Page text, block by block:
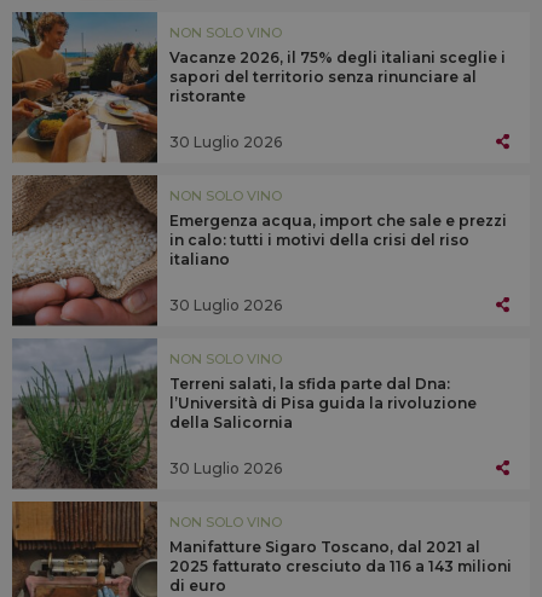
NON SOLO VINO
Vacanze 2026, il 75% degli italiani sceglie i
sapori del territorio senza rinunciare al
ristorante
30 Luglio 2026
NON SOLO VINO
Emergenza acqua, import che sale e prezzi
in calo: tutti i motivi della crisi del riso
italiano
30 Luglio 2026
NON SOLO VINO
Terreni salati, la sfida parte dal Dna:
l’Università di Pisa guida la rivoluzione
della Salicornia
30 Luglio 2026
NON SOLO VINO
Manifatture Sigaro Toscano, dal 2021 al
2025 fatturato cresciuto da 116 a 143 milioni
di euro